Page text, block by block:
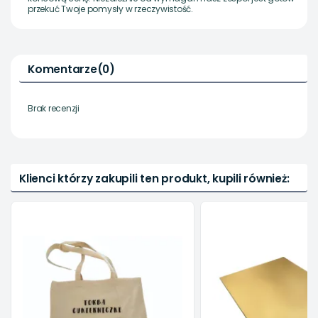
przekuć Twoje pomysły w rzeczywistość.
Komentarze(0)
Brak recenzji
Klienci którzy zakupili ten produkt, kupili również: